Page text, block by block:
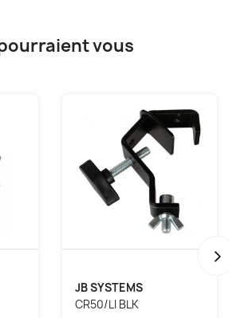
vous
JB SYSTEMS
CR50/LI BLK
›